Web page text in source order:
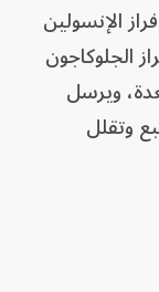
الإنسولين
الجلوكاجون
ويرسل
وتقلل